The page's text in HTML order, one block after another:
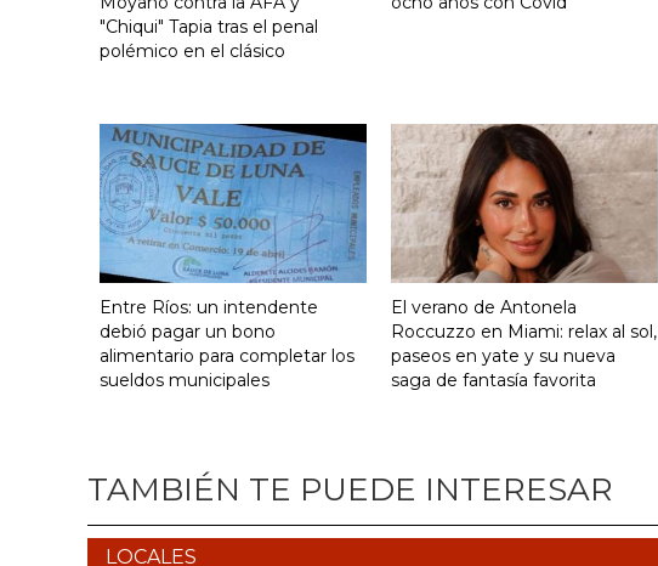
"Chiqui" Tapia tras el penal
polémico en el clásico
Entre Ríos: un intendente
debió pagar un bono
alimentario para completar los
sueldos municipales
El verano de Antonela
Roccuzzo en Miami: relax al sol,
paseos en yate y su nueva
saga de fantasía favorita
TAMBIÉN TE PUEDE INTERESAR
LOCALES